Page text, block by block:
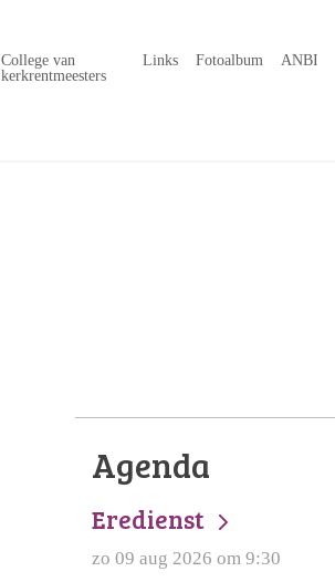
College van
kerkrentmeesters
Links Fotoalbum ANBI
Agenda
Eredienst
zo 09 aug 2026 om 9:30